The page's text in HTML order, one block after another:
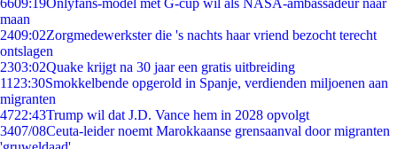
6609:19Onlyfans-model met G-cup wil als NASA-ambassadeur naar
maan
2409:02Zorgmedewerkster die 's nachts haar vriend bezocht terecht
ontslagen
2303:02Quake krijgt na 30 jaar een gratis uitbreiding
11 23:30Smokkelbende opgerold in Spanje, verdienden miljoenen aan
migranten
4722:43Trump wil dat J.D. Vance hem in 2028 opvolgt
3407/08Ceuta-leider noemt Marokkaanse grensaanval door migranten